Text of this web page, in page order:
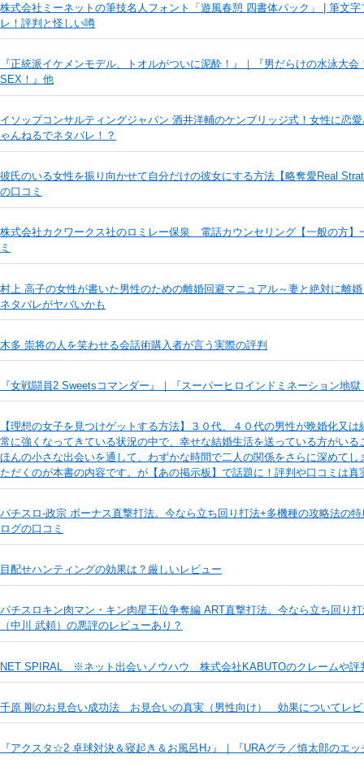
株式会社ミーネットの筆技名人フォント「遊風春憩 四書体パック」 | 筆文
レ！評判と怪しい噂
『正統派イケメンモデル、トオルがついに泥酔！』｜『男だらけの水泳大
SEX！』他
イソップコンサルティングジャパン 酒井洋輔のケンブリッジ式！女性に恋
ゃんねるでネタバレ！？
彼氏のいる女性を振り向かせて自分だけの彼女にする方法【略奪愛Real
の口コミ
株式会社カクワークス社のロミレー保泉 電話カウンセリング【一般の方
ミ
村上 高子の女性が書いた男性のための離婚回避マニュアル～妻と絶対に離
ネタバレがヤバいかも
木多 崇将の人を笑わせる会話術購入者が言う実際の評判
『女戦闘員2 Sweetsコマンダー』｜『スーパーヒロインドミネーション地
【理想の女子を見つけゲットする方法】３０代、４０代の男性が晩婚化又
常に強くなってきている状況の中で、幸せな結婚生活を送っている方がい
ほんの小さな出会いを通して、わずかな時間で二人の関係をさらに深めて
ただくのが本書の内容です。が【あの掲示板】で話題に！評判や口コミは真
パチスロ-政宗 ボーナス直撃打法。今なら立ち回り打法+多機種の攻略法の
ログの口コミ
目配せハンティングの効果は？厳しいレビュー
パチスロキン肉マン・キン肉星王位争奪編 ART直撃打法。今なら立ち回り
（中川 武頼）の悪評のレビューあり？
NET SPIRAL ※ネット出会いノウハウ 株式会社KABUTOのクレームや評
千原 剛のお見合い成功法 お見合いの真実（男性向け） 効果についてレビ
『アクスタ☆2 卓球対決＆寝起き＆お風呂H♪』｜『URAグラ／慎太郎のエ